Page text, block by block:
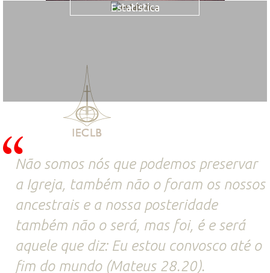
Estatística
Não somos nós que podemos preservar
a Igreja, também não o foram os nossos
ancestrais e a nossa posteridade
também não o será, mas foi, é e será
aquele que diz: Eu estou convosco até o
fim do mundo (Mateus 28.20).